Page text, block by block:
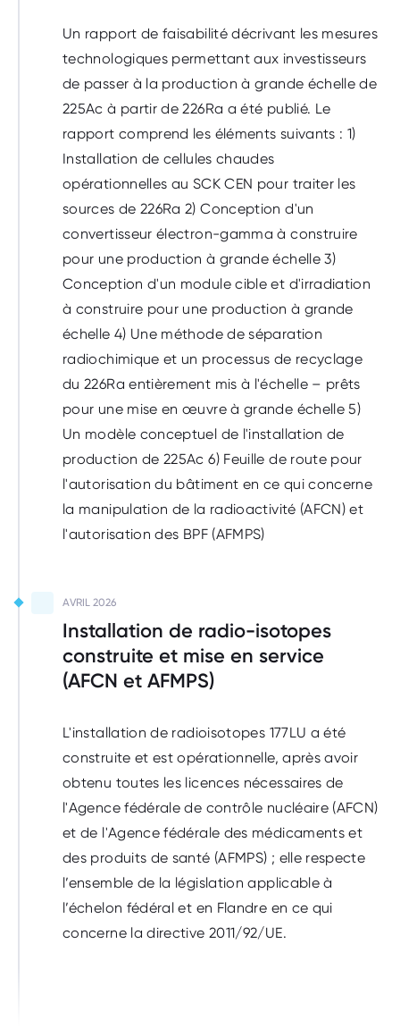
Un rapport de faisabilité décrivant les mesures
technologiques permettant aux investisseurs
de passer à la production à grande échelle de
225Ac à partir de 226Ra a été publié. Le
rapport comprend les éléments suivants : 1)
Installation de cellules chaudes
opérationnelles au SCK CEN pour traiter les
sources de 226Ra 2) Conception d'un
convertisseur électron-gamma à construire
pour une production à grande échelle 3)
Conception d'un module cible et d'irradiation
à construire pour une production à grande
échelle 4) Une méthode de séparation
radiochimique et un processus de recyclage
du 226Ra entièrement mis à l'échelle – prêts
pour une mise en œuvre à grande échelle 5)
Un modèle conceptuel de l'installation de
production de 225Ac 6) Feuille de route pour
l'autorisation du bâtiment en ce qui concerne
la manipulation de la radioactivité (AFCN) et
l'autorisation des BPF (AFMPS)
AVRIL 2026
Installation de radio-isotopes
construite et mise en service
(AFCN et AFMPS)
A réaliser
L'installation de radioisotopes 177LU a été
construite et est opérationnelle, après avoir
obtenu toutes les licences nécessaires de
l'Agence fédérale de contrôle nucléaire (AFCN)
et de l'Agence fédérale des médicaments et
des produits de santé (AFMPS) ; elle respecte
l’ensemble de la législation applicable à
l’échelon fédéral et en Flandre en ce qui
concerne la directive 2011/92/UE.